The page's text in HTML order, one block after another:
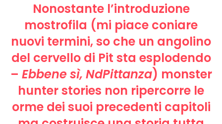
Nonostante l’introduzione
mostrofila (mi piace coniare
nuovi termini, so che un angolino
del cervello di Pit sta esplodendo
– Ebbene sì, NdPittanza) monster
hunter stories non ripercorre le
orme dei suoi precedenti capitoli